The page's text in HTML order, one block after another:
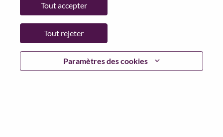
Paramètres des cookies
Tout accepter
Tout rejeter
Go Back